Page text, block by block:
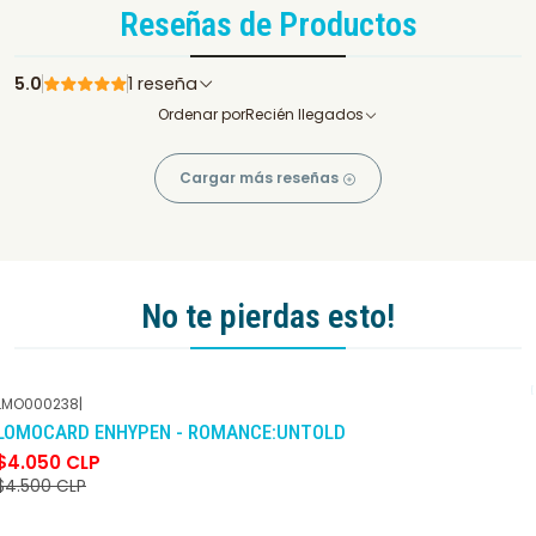
Reseñas de Productos
5.0 1 reseña
Ordenar porRecién llegados
Cargar más reseñas
No te pierdas esto!
-10% DCTO
|
ENHYPEN - ROMANCE:UNTOLD
CLP
CLP